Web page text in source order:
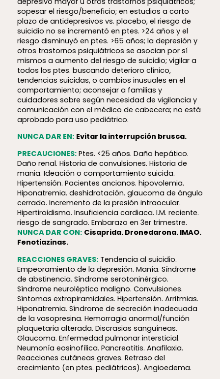
sopesar el riesgo/beneficio; en estudios a corto
plazo de antidepresivos vs. placebo, el riesgo de
suicidio no se incrementó en ptes. >24 años y el
riesgo disminuyó en ptes. >65 años; la depresión y
otros trastornos psiquiátricos se asocian por sí
mismos a aumento del riesgo de suicidio; vigilar a
todos los ptes. buscando deterioro clínico,
tendencias suicidas, o cambios inusuales en el
comportamiento; aconsejar a familias y
cuidadores sobre según necesidad de vigilancia y
comunicación con el médico de cabecera; no está
aprobado para uso pediátrico.
NUNCA DAR EN: Evitar la interrupción brusca.
PRECAUCIONES:Ptes. <25 años. Daño hepático.
Daño renal. Historia de convulsiones. Historia de
mania. Ideación o comportamiento suicida.
Hipertensión. Pacientes ancianos. hipovolemia.
Hiponatremia. deshidratación. glaucoma de ángulo
cerrado. Incremento de la presión intraocular.
Hipertiroidismo. Insuficiencia cardiaca. I.M. reciente.
riesgo de sangrado. Embarazo en 3er trimestre.
NUNCA DAR CON: Cisaprida. Dronedarona. IMAO.
Fenotiazinas.
REACCIONES GRAVES:Tendencia al suicidio.
Empeoramiento de la depresión. Manía. Síndrome
de abstinencia. Síndrome serotoninérgico.
Síndrome neuroléptico maligno. Convulsiones.
Síntomas extrapiramidales. Hipertensión. Arritmias.
Hiponatremia. Síndrome de secreción inadecuada
de la vasopresina. Hemorragia anormal/función
plaquetaria alterada. Discrasias sanguíneas.
Glaucoma. Enfermedad pulmonar intersticial.
Neumonía eosinofílica. Pancreatitis. Anafilaxia.
Reacciones cutáneas graves. Retraso del
crecimiento (en ptes. pediátricos). Angioedema.